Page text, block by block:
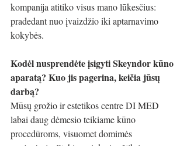
kompanija atitiko visus mano lūkesčius:
pradedant nuo įvaizdžio iki aptarnavimo
kokybės.
Kodėl nusprendėte įsigyti Skeyndor kūno
aparatą? Kuo jis pagerina, keičia jūsų
darbą?
Mūsų grožio ir estetikos centre DI MED
labai daug dėmesio teikiame kūno
procedūroms, visuomet domimės